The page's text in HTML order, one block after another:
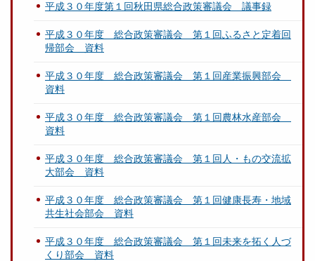
平成３０年度第１回秋田県総合政策審議会 議事録
平成３０年度 総合政策審議会 第１回ふるさと定着回
帰部会 資料
平成３０年度 総合政策審議会 第１回産業振興部会
資料
平成３０年度 総合政策審議会 第１回農林水産部会
資料
平成３０年度 総合政策審議会 第１回人・もの交流拡
大部会 資料
平成３０年度 総合政策審議会 第１回健康長寿・地域
共生社会部会 資料
平成３０年度 総合政策審議会 第１回未来を拓く人づ
くり部会 資料